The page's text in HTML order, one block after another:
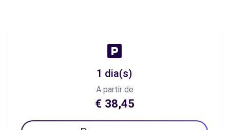
1 dia(s)
A partir de
€ 38,45